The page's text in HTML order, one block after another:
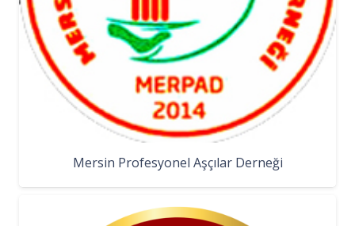
Mersin Profesyonel Aşçılar Derneği